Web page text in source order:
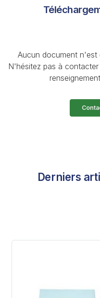
Aucun document n'est
N'hésitez pas à
Derniers